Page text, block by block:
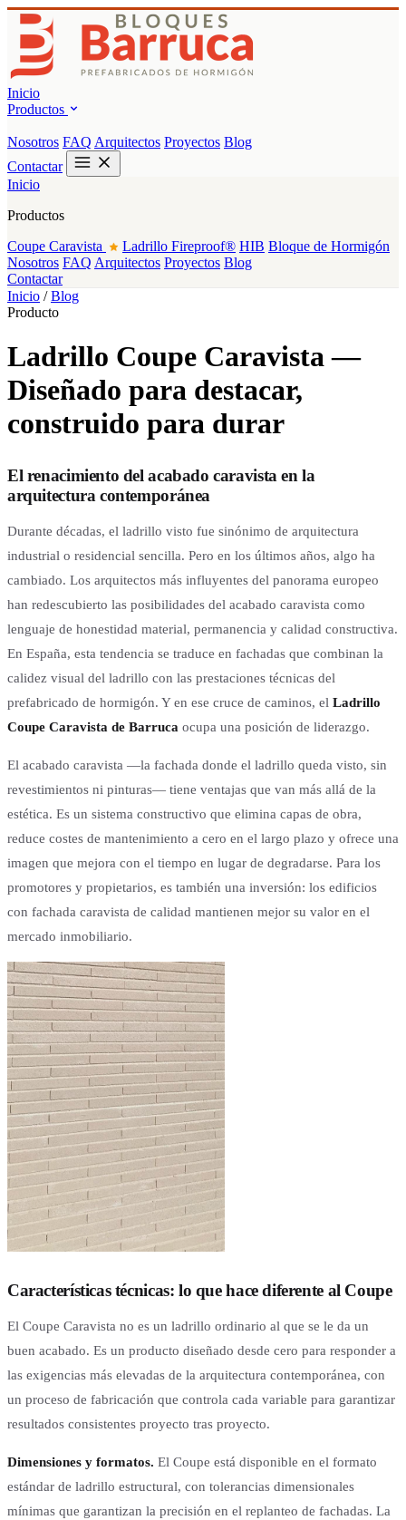
Inicio
Productos
Nosotros FAQ Arquitectos Proyectos Blog
Contactar
Inicio
Productos
Coupe Caravista
Ladrillo Fireproof® HIB Bloque de Hormigón
Nosotros FAQ Arquitectos Proyectos Blog
Contactar
Inicio / Blog
Producto
Ladrillo Coupe Caravista —
Diseñado para destacar,
construido para durar
El renacimiento del acabado caravista en la
arquitectura contemporánea
Durante décadas, el ladrillo visto fue sinónimo de arquitectura
industrial o residencial sencilla. Pero en los últimos años, algo ha
cambiado. Los arquitectos más influyentes del panorama europeo
han redescubierto las posibilidades del acabado caravista como
lenguaje de honestidad material, permanencia y calidad constructiva.
En España, esta tendencia se traduce en fachadas que combinan la
calidez visual del ladrillo con las prestaciones técnicas del
prefabricado de hormigón. Y en ese cruce de caminos, el Ladrillo
Coupe Caravista de Barruca ocupa una posición de liderazgo.
El acabado caravista —la fachada donde el ladrillo queda visto, sin
revestimientos ni pinturas— tiene ventajas que van más allá de la
estética. Es un sistema constructivo que elimina capas de obra,
reduce costes de mantenimiento a cero en el largo plazo y ofrece una
imagen que mejora con el tiempo en lugar de degradarse. Para los
promotores y propietarios, es también una inversión: los edificios
con fachada caravista de calidad mantienen mejor su valor en el
mercado inmobiliario.
Características técnicas: lo que hace diferente al Coupe
El Coupe Caravista no es un ladrillo ordinario al que se le da un
buen acabado. Es un producto diseñado desde cero para responder a
las exigencias más elevadas de la arquitectura contemporánea, con
un proceso de fabricación que controla cada variable para garantizar
resultados consistentes proyecto tras proyecto.
Dimensiones y formatos. El Coupe está disponible en el formato
estándar de ladrillo estructural, con tolerancias dimensionales
mínimas que garantizan la precisión en el replanteo de fachadas. La